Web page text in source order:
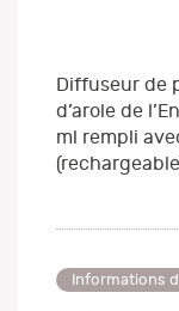
Diffuseur de
d’arole de
ml rempli
Informations